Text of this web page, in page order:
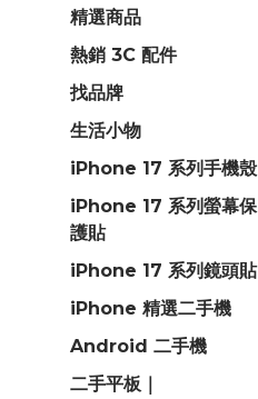
精選商品
熱銷 3C 配件
找品牌
生活小物
iPhone 17 系列手機殼
iPhone 17 系列螢幕保
護貼
iPhone 17 系列鏡頭貼
iPhone 精選二手機
Android 二手機
二手平板｜